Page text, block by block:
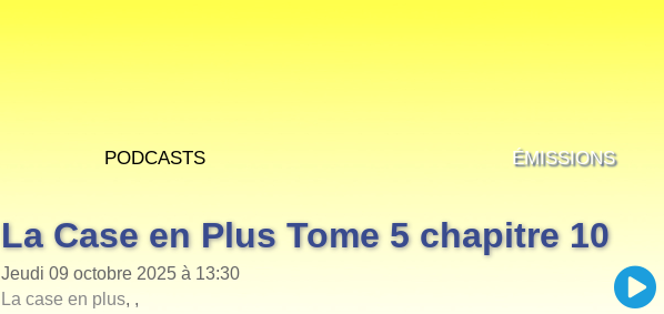
Podcasts Émissions
La Case en Plus Tome 5 chapitre 10
Jeudi 09 octobre 2025 à 13:30
La case en plus, ,